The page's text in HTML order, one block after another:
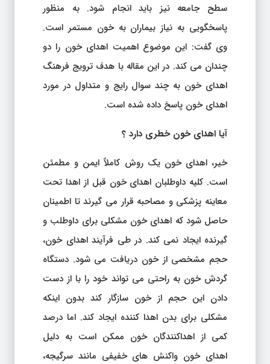
سطح جامعه نیز باید انجام شود. به منظور
پاسخگویی به نیاز بیماران به خون مستمر است.
وی گفت: این موضوع اهمیت اهدای خون را دو
چندان می کند. در این مقاله با هدف ترویج فرهنگ
اهدای خون به چند سوال رایج و متداول در مورد
اهدای خون پاسخ داده شده است.
آیا اهدای خون خطری دارد ؟
خیر، اهدای خون یک روش کاملاً ایمن و مطمئن
است. کلیه داوطلبان اهدای خون قبل از اهدا تحت
معاینه پزشکی و مصاحبه قرار می گیرند تا اطمینان
حاصل شود که اهدای خون مشکلی برای داوطلب و
گیرنده ایجاد نمی کند. در طی فرآیند اهدای خون،
حجم مشخصی از خون دریافت می شود. دستگاه
گردش خون به راحتی می تواند خود را با از دست
دادن این حجم از خون سازگار کند بدون اینکه
مشکلی برای بدن اهدا کننده ایجاد کند. اما درصد
کمی از اهداکنندگان خون ممکن است به دلیل
اهدای خون واکنش های خفیفی مانند سرگیجه،